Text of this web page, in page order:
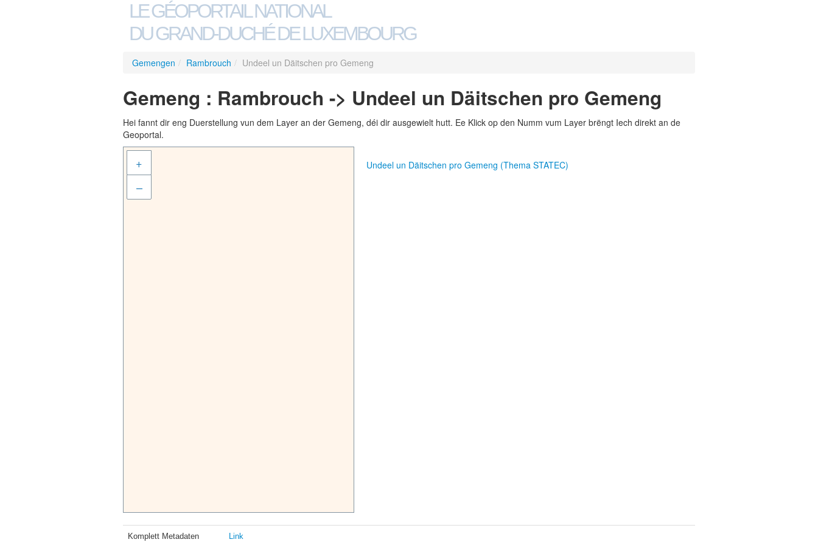
LE GÉOPORTAIL NATIONAL
DU GRAND-DUCHÉ DE LUXEMBOURG
Gemengen / Rambrouch / Undeel un Däitschen pro Gemeng
Gemeng : Rambrouch -> Undeel un Däitschen pro Gemeng
Hei fannt dir eng Duerstellung vun dem Layer an der Gemeng, déi dir ausgewielt hutt. Ee Klick op den Numm vum Layer brëngt Iech direkt an de
Geoportal.
+
–
Undeel un Däitschen pro Gemeng (Thema STATEC)
Komplett Metadaten Link